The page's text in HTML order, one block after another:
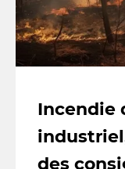
Incendie
des